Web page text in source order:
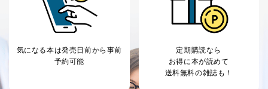
気になる本は発売日前から事前
予約可能
定期購読なら
お得に本が読めて
送料無料の雑誌も！